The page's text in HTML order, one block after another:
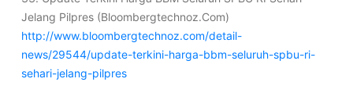
Jelang Pilpres (Bloombergtechnoz.Com)
http://www.bloombergtechnoz.com/detail-
news/29544/update-terkini-harga-bbm-seluruh-spbu-ri-
sehari-jelang-pilpres